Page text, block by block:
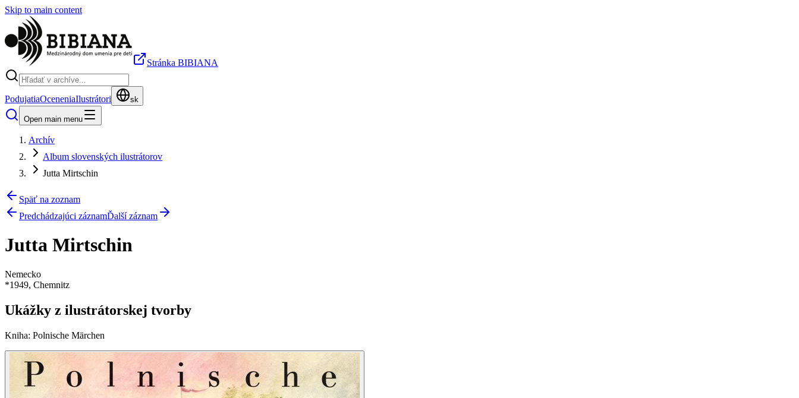
Skip to main content
Stránka BIBIANA
PodujatiaOceneniaIlustrátori sk
Open main menu
Archív
Album slovenských ilustrátorov
Jutta Mirtschin
Späť na zoznam
Predchádzajúci záznamĎalší záznam
Jutta Mirtschin
Nemecko
*1949, Chemnitz
Ukážky z ilustrátorskej tvorby
Kniha: Polnische Märchen